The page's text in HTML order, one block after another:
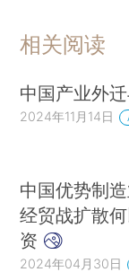
相关阅读
中国产业外
2024年11月14日
中国优势制
经贸战扩散
资
2024年04月30日